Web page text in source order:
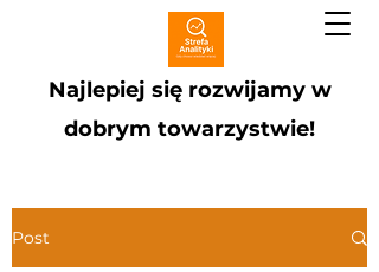
Najlepiej się rozwijamy w
dobrym towarzystwie!
Post